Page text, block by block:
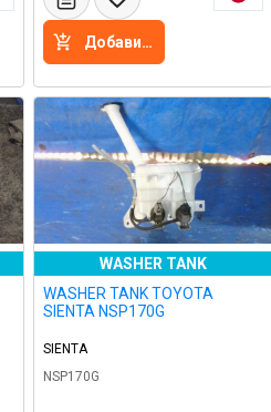
Добавить в корзину
WASHER TANK
WASHER TANK TOYOTA
SIENTA NSP170G
SIENTA
NSP170G